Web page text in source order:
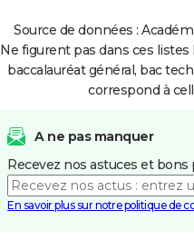
Source de données :
Ne figurent pas dans ces
baccalauréat général, bac
correspond à
A ne pas manquer
Recevez nos astuces et
En savoir plus sur notre politique de